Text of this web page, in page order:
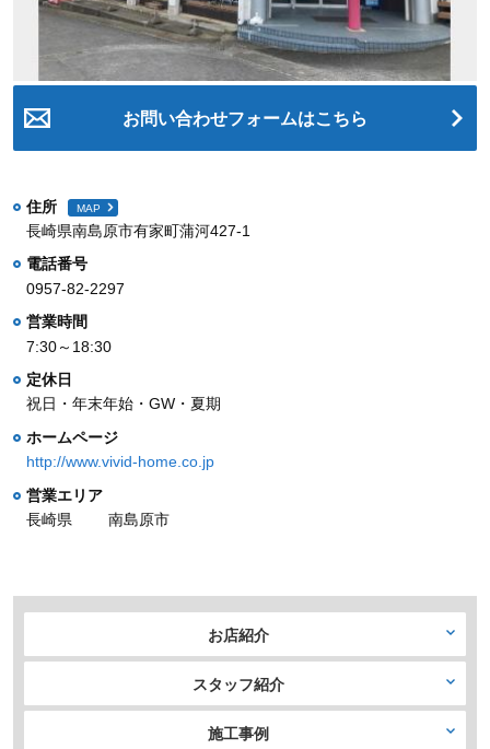
お問い合わせフォームはこちら
住所 MAP
長崎県南島原市有家町蒲河427-1
電話番号
0957-82-2297
営業時間
7:30～18:30
定休日
祝日・年末年始・GW・夏期
ホームページ
http://www.vivid-home.co.jp
営業エリア
長崎県
南島原市
お店紹介
スタッフ紹介
施工事例